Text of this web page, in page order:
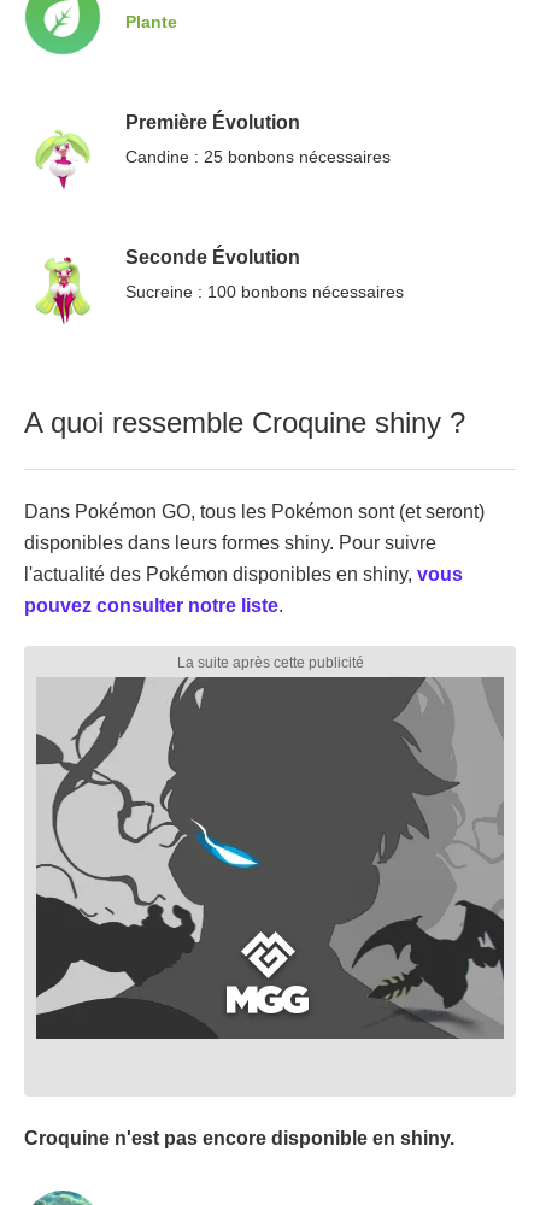
Plante
Première Évolution
Candine : 25 bonbons nécessaires
Seconde Évolution
Sucreine : 100 bonbons nécessaires
A quoi ressemble Croquine shiny ?
Dans Pokémon GO, tous les Pokémon sont (et seront)
disponibles dans leurs formes shiny. Pour suivre
l'actualité des Pokémon disponibles en shiny, vous
pouvez consulter notre liste.
Croquine n'est pas encore disponible en shiny.